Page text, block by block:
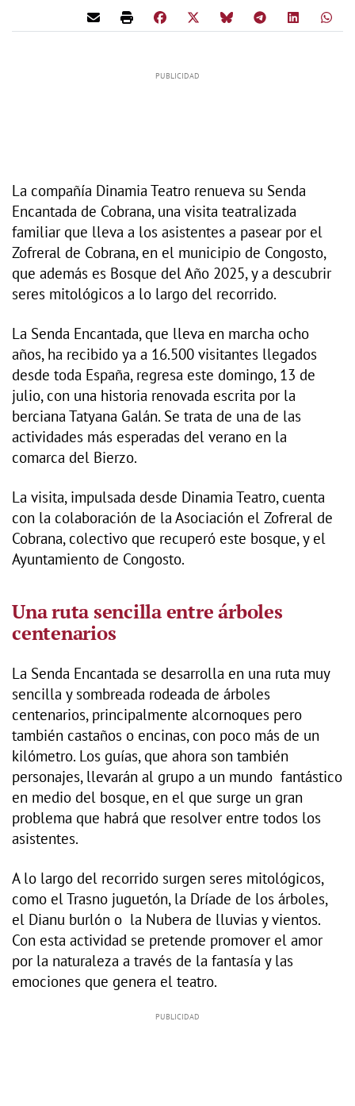
La compañía Dinamia Teatro renueva su Senda
Encantada de Cobrana, una visita teatralizada
familiar que lleva a los asistentes a pasear por el
Zofreral de Cobrana, en el municipio de Congosto,
que además es Bosque del Año 2025, y a descubrir
seres mitológicos a lo largo del recorrido.
La Senda Encantada, que lleva en marcha ocho
años, ha recibido ya a 16.500 visitantes llegados
desde toda España, regresa este domingo, 13 de
julio, con una historia renovada escrita por la
berciana Tatyana Galán. Se trata de una de las
actividades más esperadas del verano en la
comarca del Bierzo.
La visita, impulsada desde Dinamia Teatro, cuenta
con la colaboración de la Asociación el Zofreral de
Cobrana, colectivo que recuperó este bosque, y el
Ayuntamiento de Congosto.
Una ruta sencilla entre árboles
centenarios
La Senda Encantada se desarrolla en una ruta muy
sencilla y sombreada rodeada de árboles
centenarios, principalmente alcornoques pero
también castaños o encinas, con poco más de un
kilómetro. Los guías, que ahora son también
personajes, llevarán al grupo a un mundo fantástico
en medio del bosque, en el que surge un gran
problema que habrá que resolver entre todos los
asistentes.
A lo largo del recorrido surgen seres mitológicos,
como el Trasno juguetón, la Dríade de los árboles,
el Dianu burlón o la Nubera de lluvias y vientos.
Con esta actividad se pretende promover el amor
por la naturaleza a través de la fantasía y las
emociones que genera el teatro.